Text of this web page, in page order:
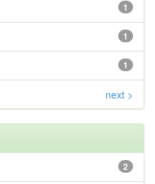
1
1
1
next >
2